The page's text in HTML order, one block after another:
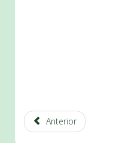
Anterior